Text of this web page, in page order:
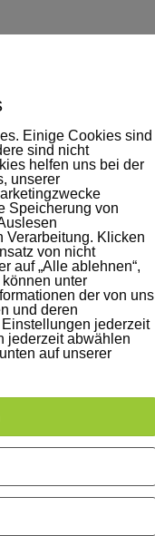
Einige Cookies sind
sind nicht
helfen uns bei der
unserer
Speicherung von
Verarbeitung. Klicken
von nicht
auf „Alle ablehnen“,
unter
der von uns
und deren
jederzeit
jederzeit abwählen
auf unserer